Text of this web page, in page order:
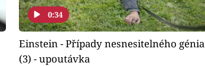
0:34
Einstein - Případy nesnesitelného génia
(3) - upoutávka